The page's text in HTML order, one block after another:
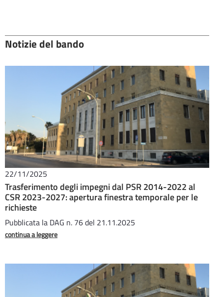
Notizie del bando
22/11/2025
Trasferimento degli impegni dal PSR 2014-2022 al
CSR 2023-2027: apertura finestra temporale per le
richieste
Pubblicata la DAG n. 76 del 21.11.2025
continua a leggere